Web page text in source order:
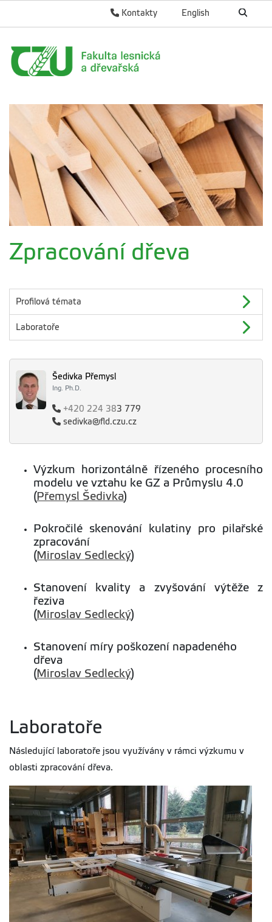
English
Kontakty
Zpracování dřeva
Profilová témata
Laboratoře
Šedivka Přemysl
Ing. Ph.D.
+420 224 383 779
sedivka@fld.czu.cz
Výzkum horizontálně řízeného procesního
modelu ve vztahu ke GZ a Průmyslu 4.0
(Přemysl Šedivka)
Pokročilé skenování kulatiny pro pilařské
zpracování
(Miroslav Sedlecký)
Stanovení kvality a zvyšování výtěže z
řeziva
(Miroslav Sedlecký)
Stanovení míry poškození napadeného
dřeva
(Miroslav Sedlecký)
Laboratoře
Následující laboratoře jsou využívány v rámci výzkumu v
oblasti zpracování dřeva.